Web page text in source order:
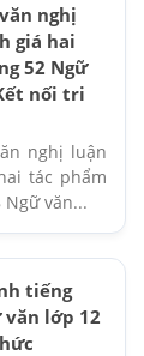
nghị
giá hai
52 Ngữ
nối tri
nghị luận
tác phẩm
văn...
tiếng
lớp 12